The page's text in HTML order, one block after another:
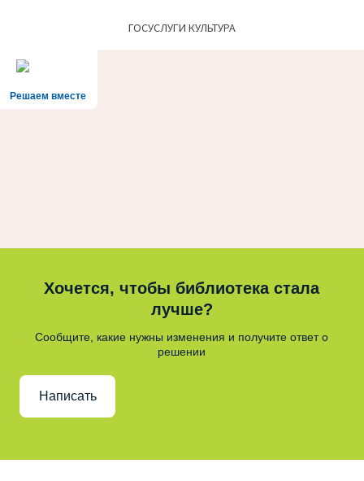
ГОСУСЛУГИ КУЛЬТУРА
Решаем вместе
Хочется, чтобы библиотека стала
лучше?
Сообщите, какие нужны изменения и получите ответ о
решении
Написать